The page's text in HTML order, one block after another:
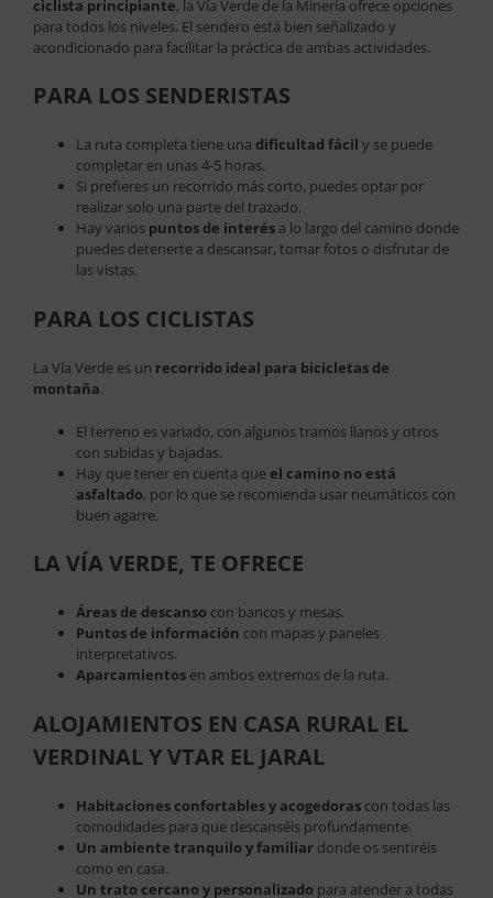
ciclista principiante, la Vía Verde de la Minería ofrece opciones
para todos los niveles. El sendero está bien señalizado y
acondicionado para facilitar la práctica de ambas actividades.
PARA LOS SENDERISTAS
La ruta completa tiene una dificultad fácil y se puede
completar en unas 4-5 horas.
Si prefieres un recorrido más corto, puedes optar por
realizar solo una parte del trazado.
Hay varios puntos de interés a lo largo del camino donde
puedes detenerte a descansar, tomar fotos o disfrutar de
las vistas.
PARA LOS CICLISTAS
La Vía Verde es un recorrido ideal para bicicletas de
montaña.
El terreno es variado, con algunos tramos llanos y otros
con subidas y bajadas.
Hay que tener en cuenta que el camino no está
asfaltado, por lo que se recomienda usar neumáticos con
buen agarre.
LA VÍA VERDE, TE OFRECE
Áreas de descanso con bancos y mesas.
Puntos de información con mapas y paneles
interpretativos.
Aparcamientos en ambos extremos de la ruta.
ALOJAMIENTOS EN CASA RURAL EL
VERDINAL Y VTAR EL JARAL
Habitaciones confortables y acogedoras con todas las
comodidades para que descanséis profundamente.
Un ambiente tranquilo y familiar donde os sentiréis
como en casa.
Un trato cercano y personalizado para atender a todas